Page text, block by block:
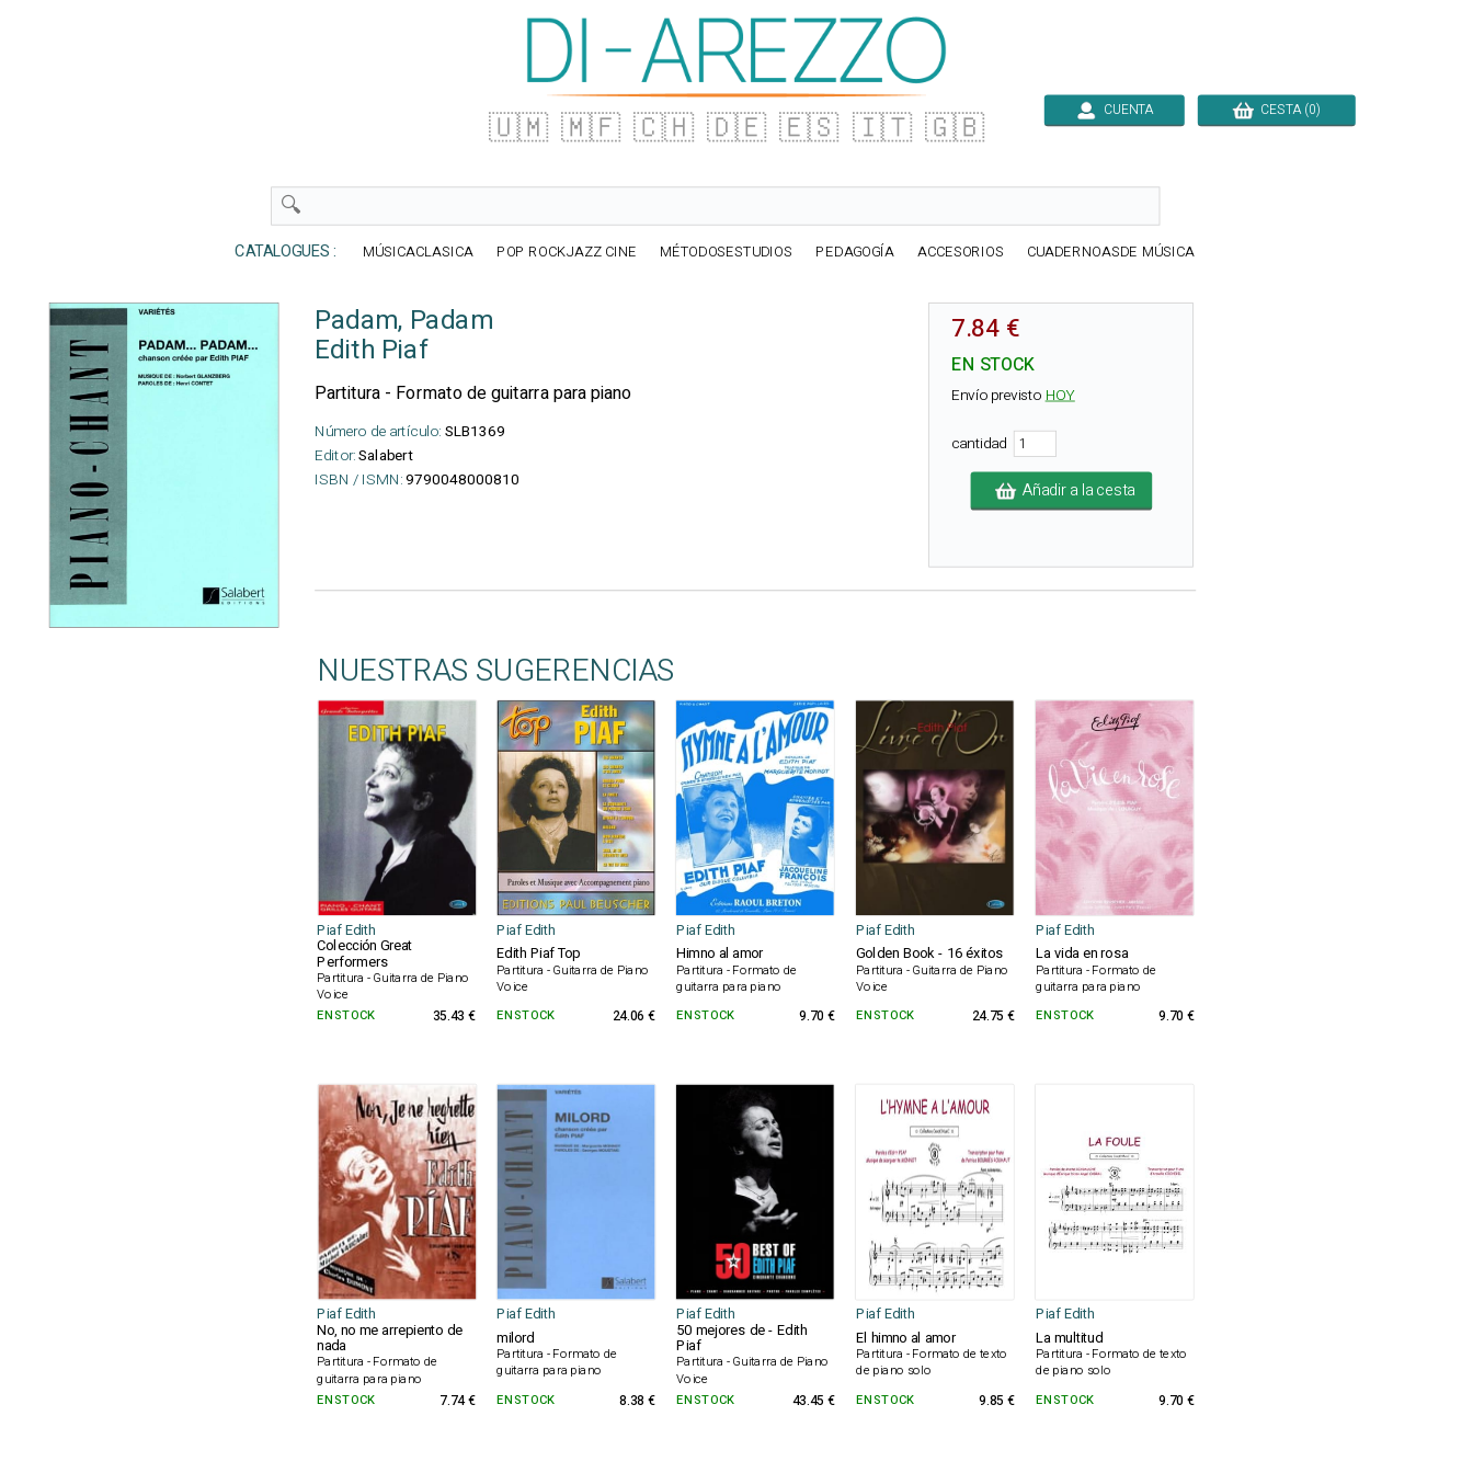
🇺🇲 🇲🇫 🇨🇭 🇩🇪 🇪🇸 🇮🇹 🇬🇧 CUENTA CESTA (0)
CATALOGUES : MÚSICACLASICA POP ROCKJAZZ CINE MÉTODOSESTUDIOS PEDAGOGÍA ACCESORIOS CUADERNOASDE MÚSICA
Padam, Padam
Edith Piaf
Partitura - Formato de guitarra para piano
Número de artículo: SLB1369
Editor:Salabert
ISBN / ISMN:9790048000810
7.84 €
EN STOCK
Envío previstoHOY
cantidad
Añadir a la cesta
NUESTRAS SUGERENCIAS
Piaf Edith Piaf Edith Piaf Edith Piaf Edith Piaf Edith
Colección Great
Performers
Partitura - Guitarra de Piano
Voice
Edith Piaf Top
Partitura - Guitarra de Piano
Voice
Himno al amor
Partitura - Formato de
guitarra para piano
Golden Book - 16 éxitos
Partitura - Guitarra de Piano
Voice
La vida en rosa
Partitura - Formato de
guitarra para piano
EN STOCK
35.43 € EN STOCK 24.06 € EN STOCK 9.70 € EN STOCK 24.75 € EN STOCK 9.70 €
Piaf Edith Piaf Edith Piaf Edith Piaf Edith Piaf Edith
No, no me arrepiento de
nada
Partitura - Formato de
guitarra para piano
milord
Partitura - Formato de
guitarra para piano
50 mejores de - Edith
Piaf
Partitura - Guitarra de Piano
Voice
El himno al amor
Partitura - Formato de texto
de piano solo
La multitud
Partitura - Formato de texto
de piano solo
EN STOCK
7.74 € EN STOCK 8.38 € EN STOCK 43.45 € EN STOCK 9.85 € EN STOCK 9.70 €